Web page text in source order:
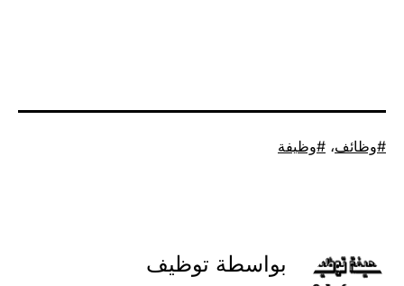
موسوم
وظائف، وظيفة
بواسطة توظيف